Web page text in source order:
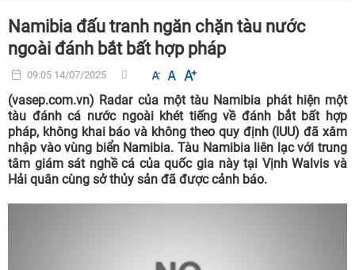
Namibia đấu tranh ngăn chặn tàu nước
ngoài đánh bắt bất hợp pháp
09:05 14/07/2025
(vasep.com.vn) Radar của một tàu Namibia phát hiện một
tàu đánh cá nước ngoài khét tiếng về đánh bắt bất hợp
pháp, không khai báo và không theo quy định (IUU) đã xâm
nhập vào vùng biển Namibia. Tàu Namibia liên lạc với trung
tâm giám sát nghề cá của quốc gia này tại Vịnh Walvis và
Hải quân cùng sở thủy sản đã được cảnh báo.